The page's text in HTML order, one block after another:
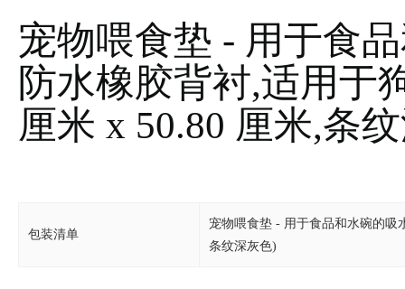
宠物喂食垫 - 用于食
防水橡胶背衬,适用于
厘米 x 50.80 厘米,条
包装清单
宠物喂食垫 - 用于食品和水碗的吸
条纹深灰色)